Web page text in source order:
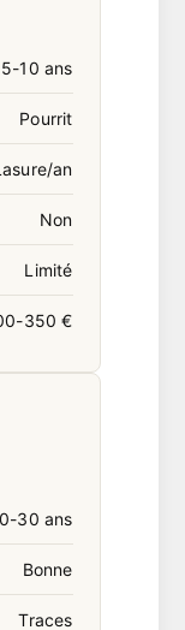
5-10 ans
Pourrit
an
Non
Limité
350 €
30 ans
Bonne
Traces